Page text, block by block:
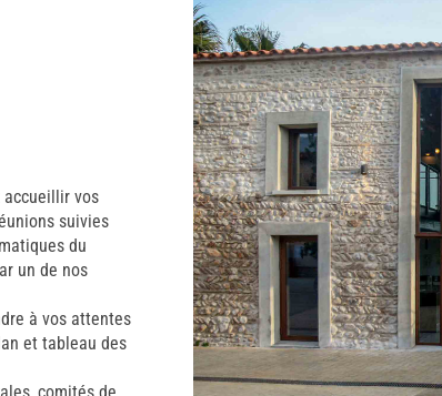
accueillir vos
suivies
du
un de nos
à vos attentes
et tableau des